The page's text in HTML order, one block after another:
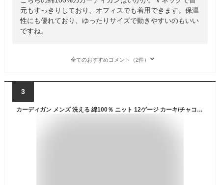
元もすっきりしており、オフィスでも着用できます。保温
性にも優れており、ゆったりサイズで動きやすいのもいい
ですね。
全てのおすすめコメント（2件）
3
カーディガン メンズ 洗える 綿100％ ニット 12ゲージ カーキ/チャコール/ネイビー/黒 3L〜10L ニッセン nissen